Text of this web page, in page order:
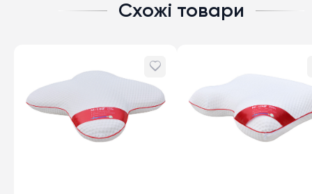
Схожі товари